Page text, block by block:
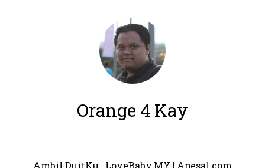
Orange 4 Kay
| Ambil DuitKu | LoveBaby.MY | Apesal.com |